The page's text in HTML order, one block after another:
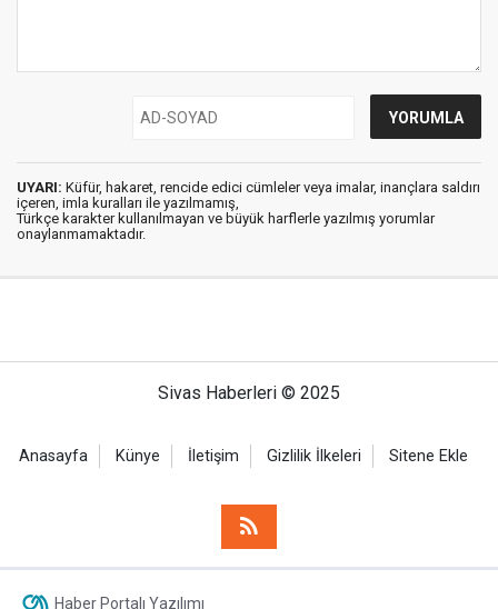
UYARI: Küfür, hakaret, rencide edici cümleler veya imalar, inançlara saldırı
içeren, imla kuralları ile yazılmamış,
Türkçe karakter kullanılmayan ve büyük harflerle yazılmış yorumlar
onaylanmamaktadır.
Sivas Haberleri © 2025
Anasayfa Künye İletişim Gizlilik İlkeleri Sitene Ekle
Haber Portalı Yazılımı